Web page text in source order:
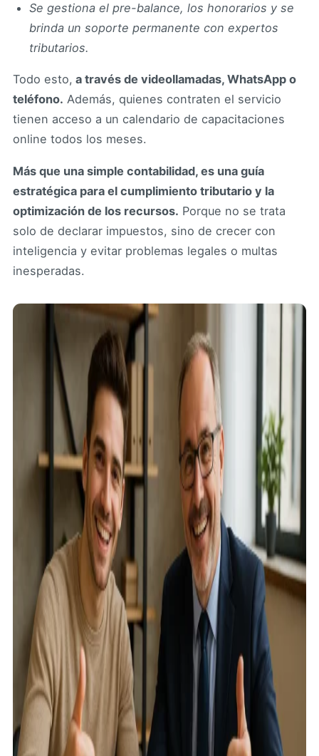
Se gestiona el pre-balance, los honorarios y se
brinda un soporte permanente con expertos
tributarios.
Todo esto, a través de videollamadas, WhatsApp o
teléfono. Además, quienes contraten el servicio
tienen acceso a un calendario de capacitaciones
online todos los meses.
Más que una simple contabilidad, es una guía
estratégica para el cumplimiento tributario y la
optimización de los recursos. Porque no se trata
solo de declarar impuestos, sino de crecer con
inteligencia y evitar problemas legales o multas
inesperadas.